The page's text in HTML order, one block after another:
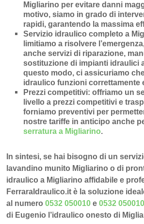
Migliarino per evitare danni
motivo, siamo in grado di
rapidi, garantendo la massima
Servizio idraulico completo a
limitiamo a risolvere l’emergenza
ancheservizi di riparazione,
sostituzione di impianti idraulici
questo modo, ci assicuriamo
idraulico funzioni correttamente
Prezzi competitivi: offriamo un
livello a prezzi competitivi e
forniamo preventivi per
nostre tariffe in anticipo anche
serratura a Migliarino.
In sintesi, se hai bisogno di un
lavandino munito Migliarino o di
idraulico a Migliarino affidabile e
FerraraIdraulico.it è la soluzione
al numero0532 050010 e0532 050010
di Eugenio l’idraulico onesto di